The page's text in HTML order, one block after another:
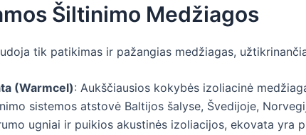
Šiltinimo Medžiagos
tik patikimas ir pažangias medžiagas,
(Warmcel): Aukščiausios kokybės izoliacinė
sistemos atstovė Baltijos šalyse, Švedijoje,
ugniai ir puikios akustinės izoliacijos, ekovata yra